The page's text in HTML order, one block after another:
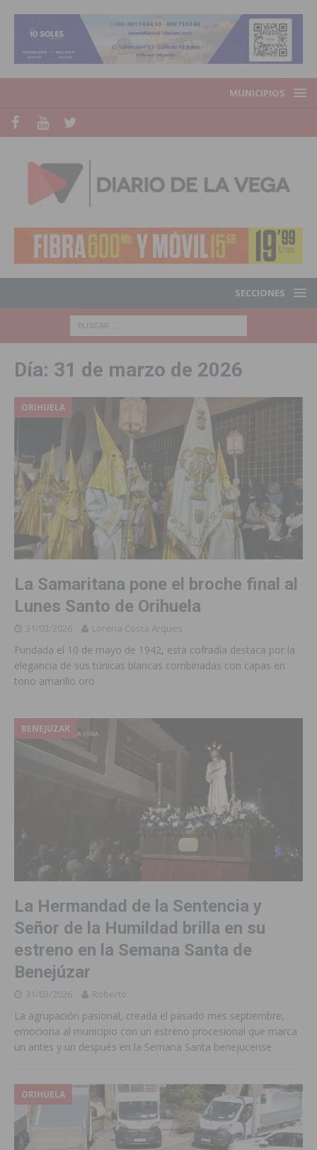
MUNICIPIOS
SECCIONES
Día: 31 de marzo de 2026
ORIHUELA
La Samaritana pone el broche final al
Lunes Santo de Orihuela
31/03/2026 Lorena Costa Arques
Fundada el 10 de mayo de 1942, esta cofradía destaca por la
elegancia de sus túnicas blancas combinadas con capas en
tono amarillo oro
BENEJUZAR
La Hermandad de la Sentencia y
Señor de la Humildad brilla en su
estreno en la Semana Santa de
Benejúzar
31/03/2026 Roberto
La agrupación pasional, creada el pasado mes septiembre,
emociona al municipio con un estreno procesional que marca
un antes y un después en la Semana Santa benejucense
ORIHUELA